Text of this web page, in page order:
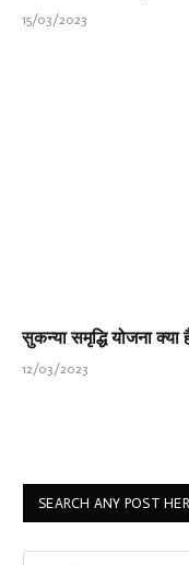
15/03/2023
सुकन्या समृद्धि योजना
12/03/2023
SEARCH ANY POST